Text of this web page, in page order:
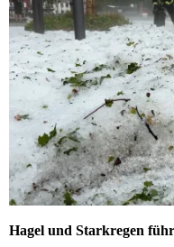
Hagel und Starkregen